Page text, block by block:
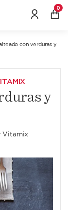
0
con verduras y
y
Vitamix